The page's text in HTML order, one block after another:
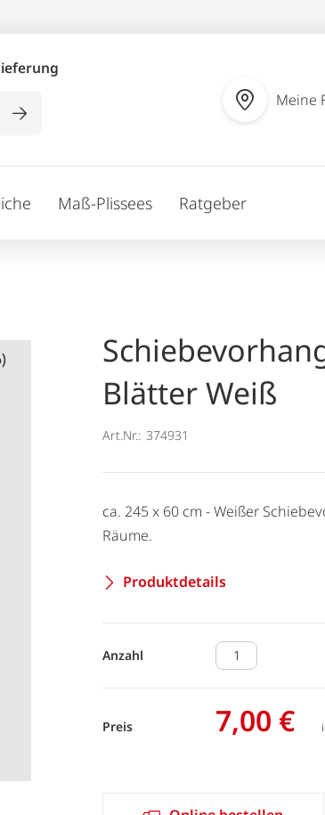
Meine
Maß-Plissees Ratgeber
Blätter Weiß
Art.Nr.: 374931
ca. 245 x 60 cm - Weißer
Räume.
Produktdetails
Anzahl
Preis 7,00 €